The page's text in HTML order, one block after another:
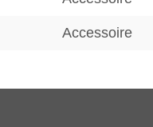
Accessoire